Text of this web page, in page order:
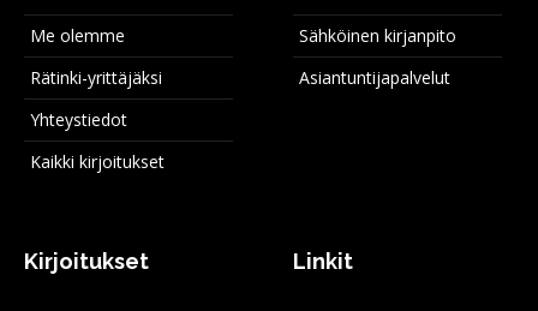
Me olemme
Rätinki-yrittäjäksi
Yhteystiedot
Kaikki kirjoitukset
Sähköinen kirjanpito
Asiantuntijapalvelut
Kirjoitukset Linkit